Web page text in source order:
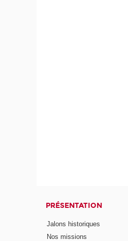
PRÉSENTATION
Jalons historiques
Nos missions